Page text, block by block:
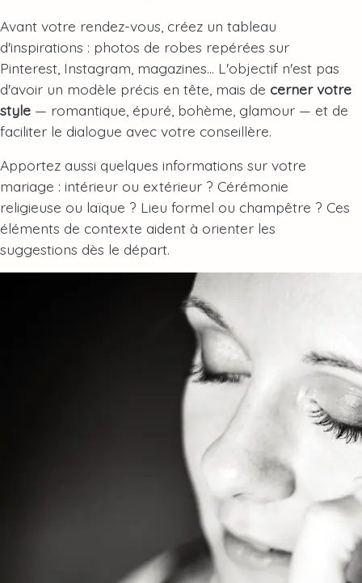
Avant votre rendez-vous, créez un tableau
d'inspirations : photos de robes repérées sur
Pinterest, Instagram, magazines… L'objectif n'est pas
d'avoir un modèle précis en tête, mais de cerner votre
style — romantique, épuré, bohème, glamour — et de
faciliter le dialogue avec votre conseillère.
Apportez aussi quelques informations sur votre
mariage : intérieur ou extérieur ? Cérémonie
religieuse ou laïque ? Lieu formel ou champêtre ? Ces
éléments de contexte aident à orienter les
suggestions dès le départ.